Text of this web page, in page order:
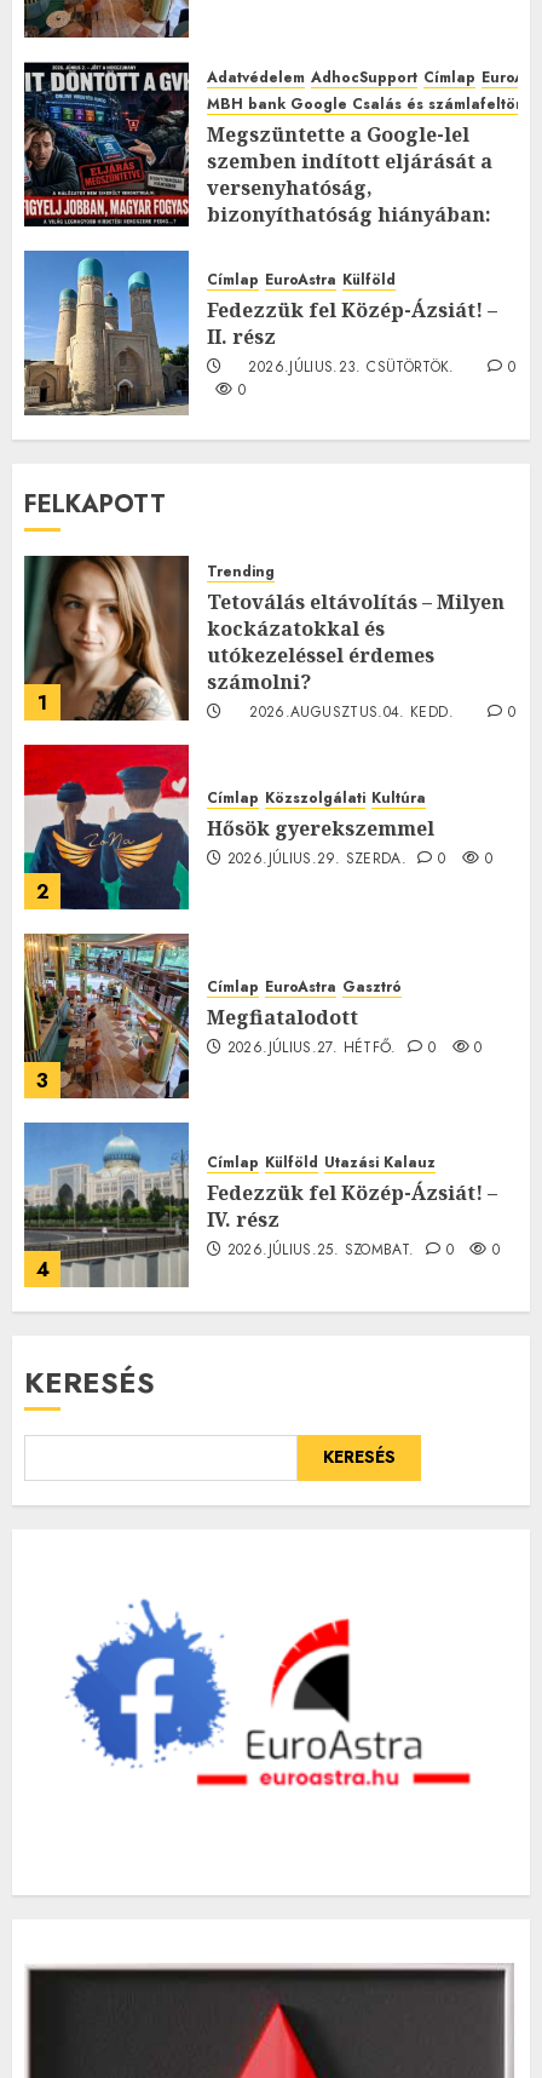
Adatvédelem AdhocSupport Címlap
MBH bank Google Csalás és
Megszüntette a Google-lel
szemben indított eljárását a
versenyhatóság,
bizonyíthatóság hiányában:
2026.JÚLIUS.23. CSÜTÖRTÖK.
0
Címlap EuroAstra Külföld
Fedezzük fel Közép-Ázsiát! –
II. rész
2026.JÚLIUS.23. CSÜTÖRTÖK.
0
0
FELKAPOTT
1
Trending
Tetoválás eltávolítás – Milyen
kockázatokkal és
utókezeléssel érdemes
számolni?
2026.AUGUSZTUS.04. KEDD.
0
2
Címlap Közszolgálati Kultúra
Hősök gyerekszemmel
2026.JÚLIUS.29. SZERDA. 0 0
3
Címlap EuroAstra Gasztró
Megfiatalodott
2026.JÚLIUS.27. HÉTFŐ. 0 0
4
Címlap Külföld Utazási Kalauz
Fedezzük fel Közép-Ázsiát! –
IV. rész
2026.JÚLIUS.25. SZOMBAT. 0 0
KERESÉS
KERESÉS